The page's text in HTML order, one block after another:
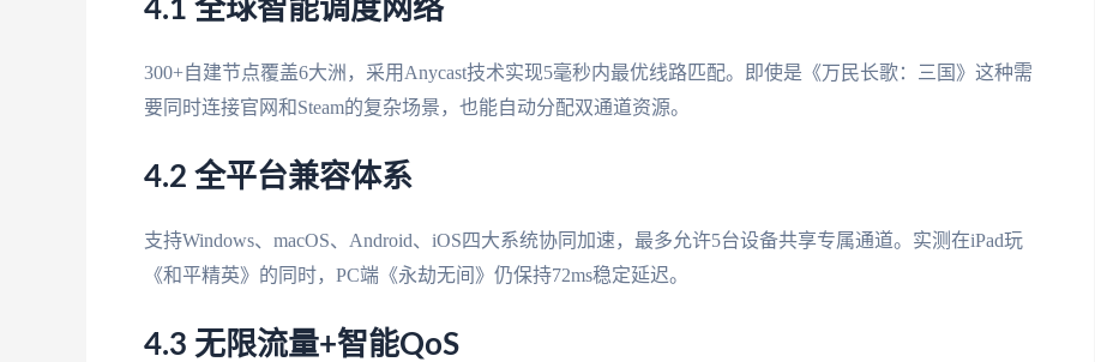
4.1 全球智能调度网络
300+自建节点覆盖6大洲，采用Anycast技术实现5毫秒内最优线路匹配。即使是《万民长歌：三国》这种需
要同时连接官网和Steam的复杂场景，也能自动分配双通道资源。
4.2 全平台兼容体系
支持Windows、macOS、Android、iOS四大系统协同加速，最多允许5台设备共享专属通道。实测在iPad玩
《和平精英》的同时，PC端《永劫无间》仍保持72ms稳定延迟。
4.3 无限流量+智能QoS